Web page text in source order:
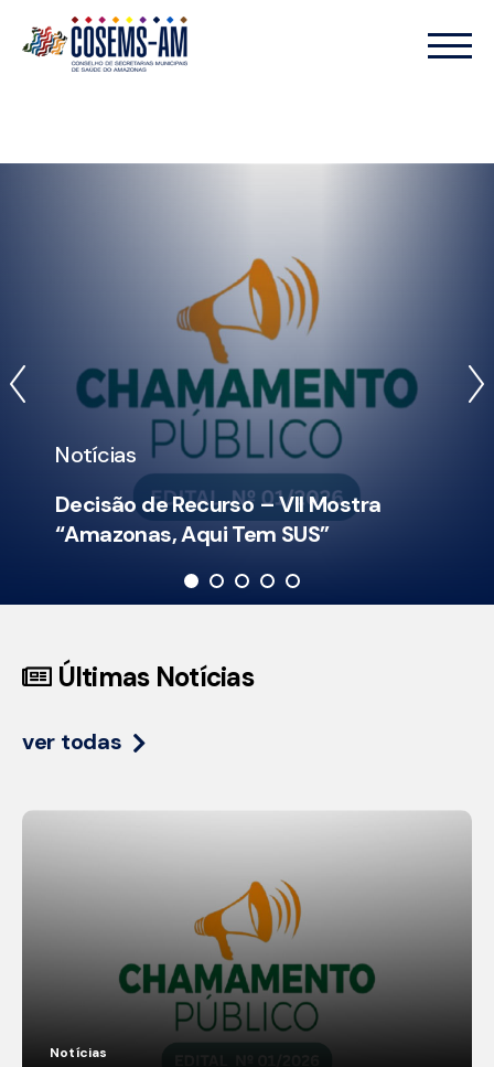
Notícias
Decisão de Recurso – VII Mostra
“Amazonas, Aqui Tem SUS”
Últimas Notícias
ver todas
Notícias